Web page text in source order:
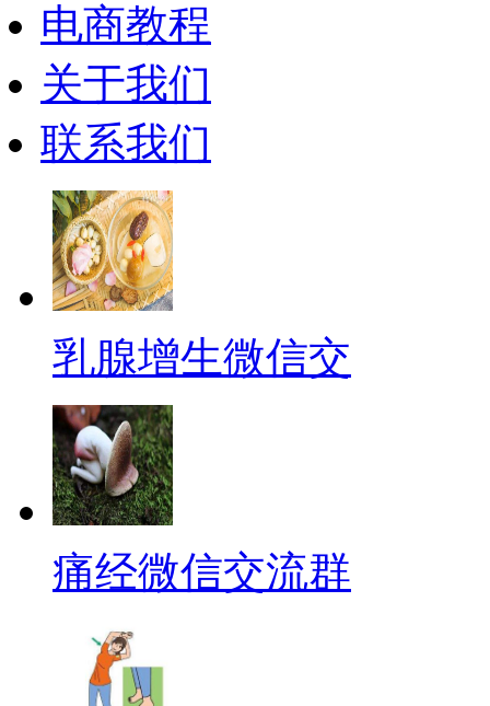
电商教程
关于我们
联系我们
乳腺增生微信交
痛经微信交流群